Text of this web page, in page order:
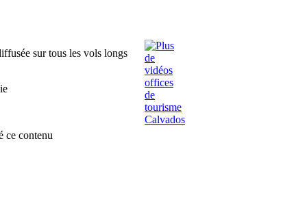
sur tous les vols longs
contenu